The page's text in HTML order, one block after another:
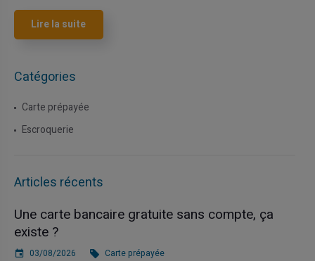
Lire la suite
Catégories
Carte prépayée
Escroquerie
Articles récents
Une carte bancaire gratuite sans compte, ça
existe ?
03/08/2026 Carte prépayée